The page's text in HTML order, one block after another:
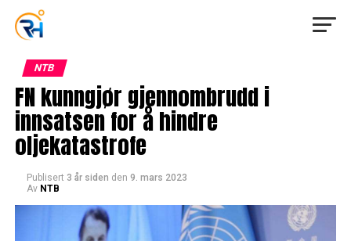
NTB
FN kunngjør gjennombrudd i
innsatsen for å hindre
oljekatastrofe
Publisert 3 år siden den 9. mars 2023
Av NTB